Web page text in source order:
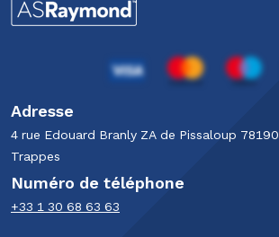
Adresse
4 rue Edouard Branly​ ZA de Pissaloup​ 78190
Trappes​
Numéro de téléphone
+33 1 30 68 63 63​